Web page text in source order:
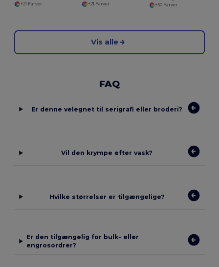
+21 Farver
+21 Farver
+50 Farver
Vis alle
FAQ
Er denne velegnet til serigrafi eller broderi?
Vil den krympe efter vask?
Hvilke størrelser er tilgængelige?
Er den tilgængelig for bulk- eller
engrosordrer?